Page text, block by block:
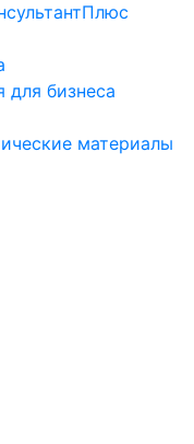
для бизнеса
материалы